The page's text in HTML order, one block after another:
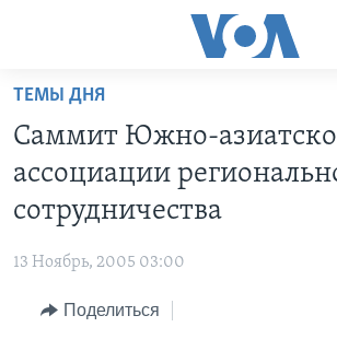
Перейти
основной
контент
основной
навигации
Перейти
ИТОГИ
ПОЧЕМУ ЭТО ВАЖНО?
НАША АМЕРИКАНСКАЯ ИСТОРИЯ
А КАК В АМЕРИКЕ?
ИНТЕРВЬЮ
ФАКТЫ ПРОТИВ ФЕЙКОВ
ТЕМЫ ДНЯ
Саммит Южно-
ассоциации
сотрудничества
13 Ноябрь, 2005 03:00
Поделиться